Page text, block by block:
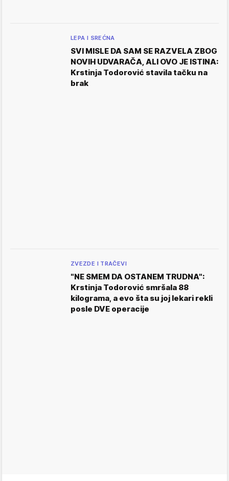
LEPA I SREĆNA
SVI MISLE DA SAM SE RAZVELA ZBOG
NOVIH UDVARAČA, ALI OVO JE ISTINA:
Krstinja Todorović stavila tačku na
brak
ZVEZDE I TRAČEVI
"NE SMEM DA OSTANEM TRUDNA":
Krstinja Todorović smršala 88
kilograma, a evo šta su joj lekari rekli
posle DVE operacije